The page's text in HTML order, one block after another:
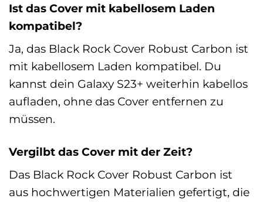
Ist das Cover mit kabellosem Laden
kompatibel?
Ja, das Black Rock Cover Robust Carbon ist
mit kabellosem Laden kompatibel. Du
kannst dein Galaxy S23+ weiterhin kabellos
aufladen, ohne das Cover entfernen zu
müssen.
Vergilbt das Cover mit der Zeit?
Das Black Rock Cover Robust Carbon ist
aus hochwertigen Materialien gefertigt, die